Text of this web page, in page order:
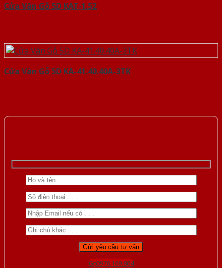
Cửa Vân Gỗ 5D KAT-1.52
Cửa Vân Gỗ 5D KA-41.40.40A-3TK
Gọi 0976.169.864